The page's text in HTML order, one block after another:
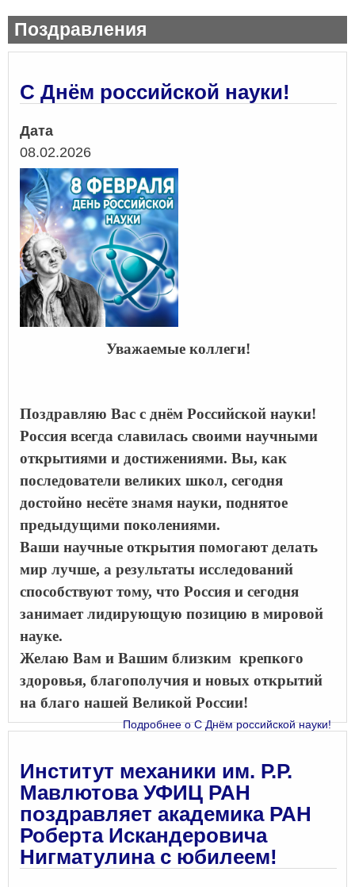
Поздравления
С Днём российской науки!
Дата
08.02.2026
Уважаемые коллеги!
Поздравляю Вас с днём Российской науки!
Россия всегда славилась своими научными
открытиями и достижениями. Вы, как
последователи великих школ, сегодня
достойно несёте знамя науки, поднятое
предыдущими поколениями.
Ваши научные открытия помогают делать
мир лучше, а результаты исследований
способствуют тому, что Россия и сегодня
занимает лидирующую позицию в мировой
науке.
Желаю Вам и Вашим близким крепкого
здоровья, благополучия и новых открытий
на благо нашей Великой России!
Подробнеео С Днём российской науки!
Институт механики им. Р.Р.
Мавлютова УФИЦ РАН
поздравляет академика РАН
Роберта Искандеровича
Нигматулина с юбилеем!